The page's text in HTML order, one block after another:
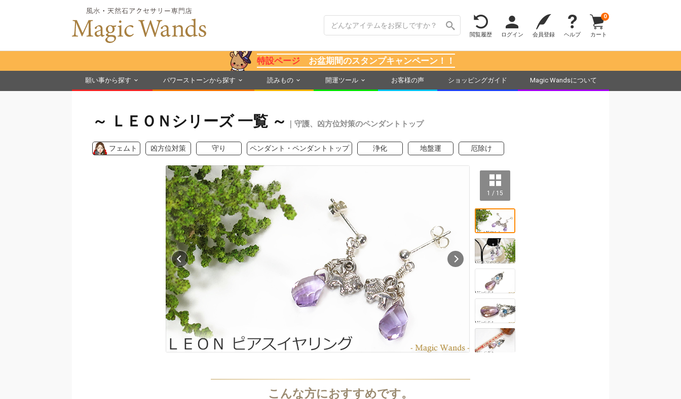
閲覧履歴 ログイン 会員登録 ヘルプ カート
0
特設ページ お盆期間のスタンプキャンペーン！！
願い事から探す パワーストーンから探す 読みもの 開運ツール お客様の声 ショッピングガイド Magic Wandsについて
～ ＬＥＯＮシリーズ 一覧 ～ ｜守護、凶方位対策のペンダントトップ
フェムト 凶方位対策 守り ペンダント・ペンダントトップ 浄化 地盤運 厄除け
1 / 15